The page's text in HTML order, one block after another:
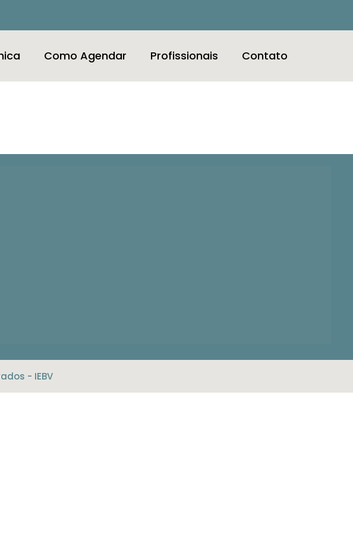
Como Agendar Profissionais Contato
- IEBV